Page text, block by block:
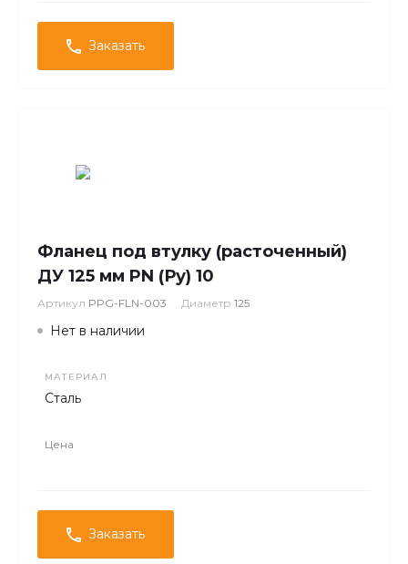
Заказать
Фланец под втулку (расточенный)
ДУ 125 мм PN (Ру) 10
Артикул PPG-FLN-003 Диаметр 125
Нет в наличии
МАТЕРИАЛ
Сталь
Цена
Заказать